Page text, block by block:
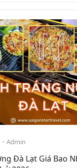
- Admin
Đà Lạt Giá Bao